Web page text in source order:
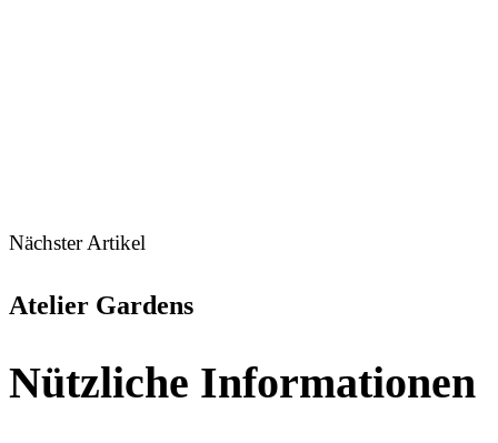
Nächster Artikel
Atelier Gardens
Nützliche Informationen